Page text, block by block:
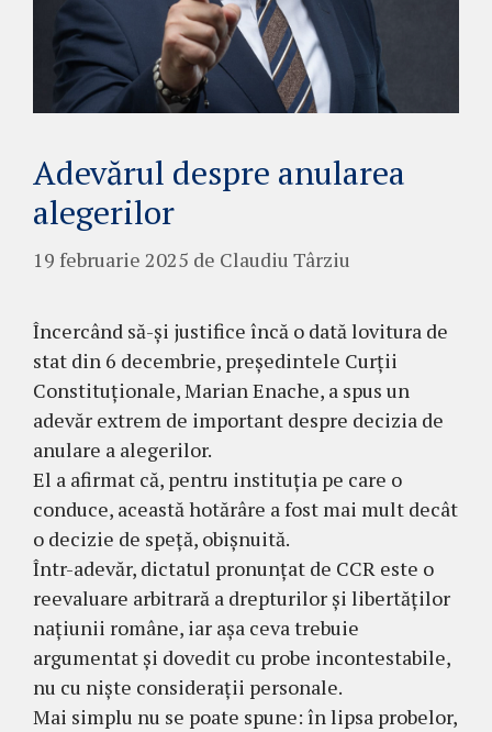
Adevărul despre anularea
alegerilor
19 februarie 2025 de Claudiu Târziu
Încercând să-și justifice încă o dată lovitura de
stat din 6 decembrie, președintele Curții
Constituționale, Marian Enache, a spus un
adevăr extrem de important despre decizia de
anulare a alegerilor.
El a afirmat că, pentru instituția pe care o
conduce, această hotărâre a fost mai mult decât
o decizie de speță, obișnuită.
Într-adevăr, dictatul pronunțat de CCR este o
reevaluare arbitrară a drepturilor și libertăților
națiunii române, iar așa ceva trebuie
argumentat și dovedit cu probe incontestabile,
nu cu niște considerații personale.
Mai simplu nu se poate spune: în lipsa probelor,